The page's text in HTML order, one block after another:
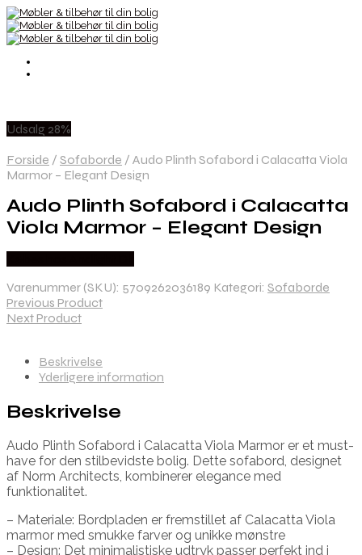
Udsalg 28%
Forside / Sofaborde / Audo Plinth Sofabord i Calacatta Viola
Marmor – Elegant Design
Audo Plinth Sofabord i Calacatta
Viola Marmor – Elegant Design
Varenummer (SKU): 5709262036189 Kategori: Sofaborde
Previous Product
Next Product
Beskrivelse
Yderligere information
Beskrivelse
Audo Plinth Sofabord i Calacatta Viola Marmor er et must-
have for den stilbevidste bolig. Dette sofabord, designet
af Norm Architects, kombinerer elegance med
funktionalitet.
– Materiale: Bordpladen er fremstillet af Calacatta Viola
marmor med smukke farver og unikke mønstre
– Design: Det minimalistiske udtryk passer perfekt ind i